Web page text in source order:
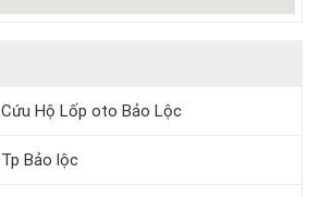
Cứu Hộ Lốp oto Bảo Lộc
Tp Bảo lộc